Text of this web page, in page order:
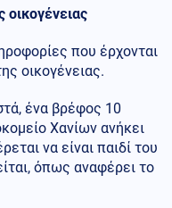
οικογένειας
που έρχονται
οικογένειας.
ένα βρέφος 10
Χανίων ανήκει
να είναι παιδί του
όπως αναφέρει το